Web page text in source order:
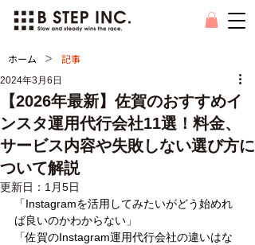
ホーム > 記事
【2026年最新】佐賀のおすすめイ
ンスタ運用代行会社11選！料金、
サービス内容や失敗しない選び方に
ついて解説
2024年3月6日
更新日： 1月5日
「Instagramを活用してみたいがどう始めれ
ば良いのかわからない」
「佐賀のInstagram運用代行会社の違いはな